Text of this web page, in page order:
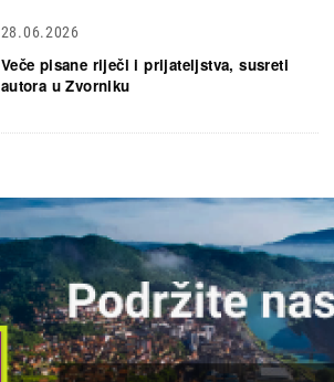
28.06.2026
Veče pisane riječi i prijateljstva, susreti
autora u Zvorniku